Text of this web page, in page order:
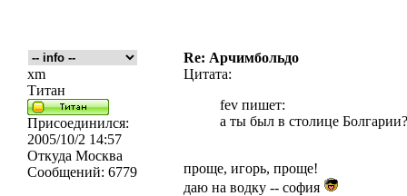
Re: Арчимбольдо
xm
Титан
Присоединился:
2005/10/2 14:57
Откуда Москва
Сообщений: 6779
Цитата:
fev пишет:
а ты был в столице Болгарии?
проще, игорь, проще!
даю на водку -- софия